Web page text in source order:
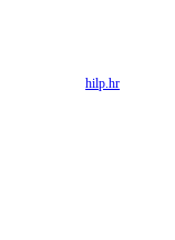
Izvor:hilp.hr